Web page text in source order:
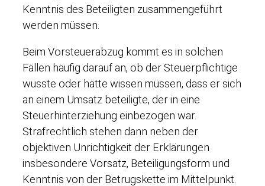
Kenntnis des Beteiligten zusammengeführt
werden müssen.
Beim Vorsteuerabzug kommt es in solchen
Fällen häufig darauf an, ob der Steuerpflichtige
wusste oder hätte wissen müssen, dass er sich
an einem Umsatz beteiligte, der in eine
Steuerhinterziehung einbezogen war.
Strafrechtlich stehen dann neben der
objektiven Unrichtigkeit der Erklärungen
insbesondere Vorsatz, Beteiligungsform und
Kenntnis von der Betrugskette im Mittelpunkt.